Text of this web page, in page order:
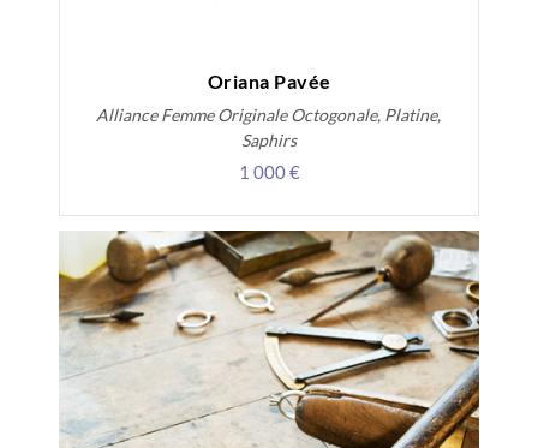
Oriana Pavée
Alliance Femme Originale Octogonale, Platine,
Saphirs
1 000 €